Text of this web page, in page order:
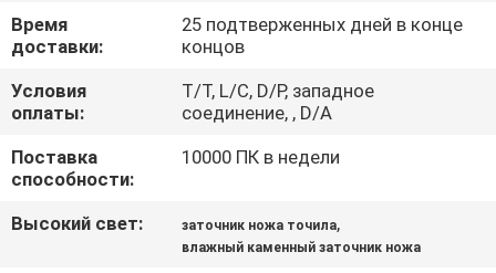
СВЯЖИТЕСЬ
С
НАМИ
НОВОСТИ
СЛУЧАИ
Время
доставки:
25 подтверженных дней в конце
концов
Условия
оплаты:
T/T, L/C, D/P, западное
соединение, , D/A
Поставка
способности:
10000 ПК в недели
Высокий свет: заточник ножа точила,
влажный каменный заточник ножа